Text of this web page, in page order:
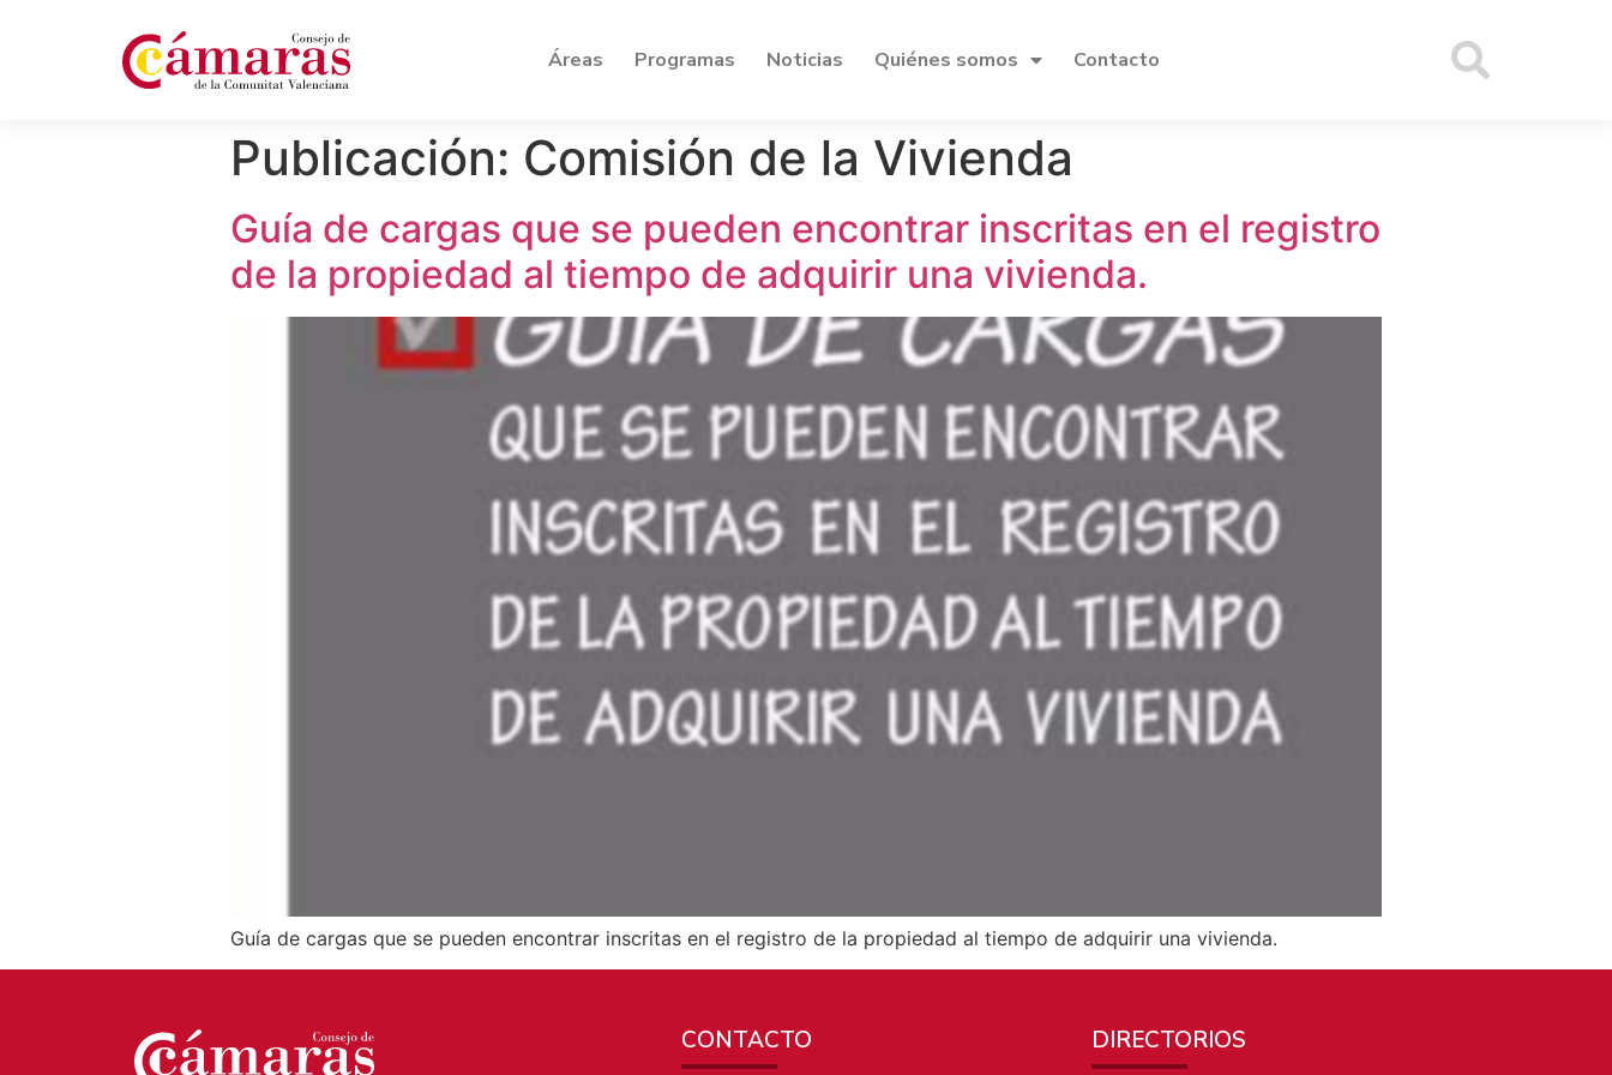
Áreas Programas Noticias Quiénes somos Contacto
Publicación: Comisión de la Vivienda
Guía de cargas que se pueden encontrar inscritas en el registro
de la propiedad al tiempo de adquirir una vivienda.
Guía de cargas que se pueden encontrar inscritas en el registro de la propiedad al tiempo de adquirir una vivienda.
CONTACTO DIRECTORIOS